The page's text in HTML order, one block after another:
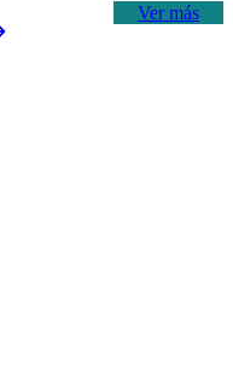
Ver más